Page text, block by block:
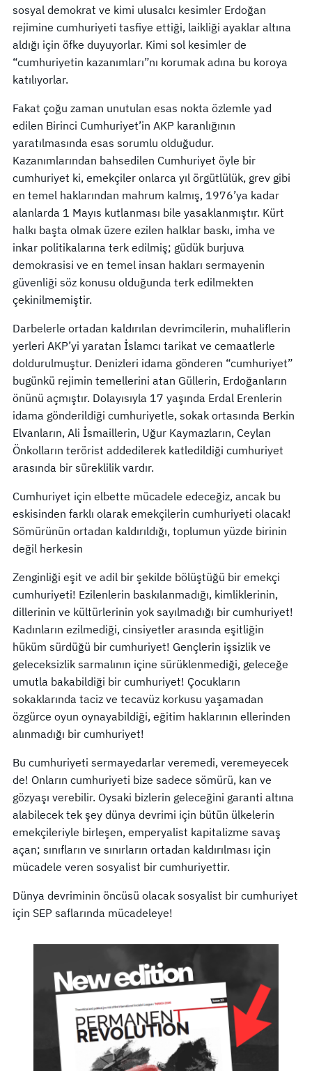
sosyal demokrat ve kimi ulusalcı kesimler Erdoğan
rejimine cumhuriyeti tasfiye ettiği, laikliği ayaklar altına
aldığı için öfke duyuyorlar. Kimi sol kesimler de
“cumhuriyetin kazanımları”nı korumak adına bu koroya
katılıyorlar.
Fakat çoğu zaman unutulan esas nokta özlemle yad
edilen Birinci Cumhuriyet’in AKP karanlığının
yaratılmasında esas sorumlu olduğudur.
Kazanımlarından bahsedilen Cumhuriyet öyle bir
cumhuriyet ki, emekçiler onlarca yıl örgütlülük, grev gibi
en temel haklarından mahrum kalmış, 1976’ya kadar
alanlarda 1 Mayıs kutlanması bile yasaklanmıştır. Kürt
halkı başta olmak üzere ezilen halklar baskı, imha ve
inkar politikalarına terk edilmiş; güdük burjuva
demokrasisi ve en temel insan hakları sermayenin
güvenliği söz konusu olduğunda terk edilmekten
çekinilmemiştir.
Darbelerle ortadan kaldırılan devrimcilerin, muhaliflerin
yerleri AKP’yi yaratan İslamcı tarikat ve cemaatlerle
doldurulmuştur. Denizleri idama gönderen “cumhuriyet”
bugünkü rejimin temellerini atan Güllerin, Erdoğanların
önünü açmıştır. Dolayısıyla 17 yaşında Erdal Erenlerin
idama gönderildiği cumhuriyetle, sokak ortasında Berkin
Elvanların, Ali İsmaillerin, Uğur Kaymazların, Ceylan
Önkolların terörist addedilerek katledildiği cumhuriyet
arasında bir süreklilik vardır.
Cumhuriyet için elbette mücadele edeceğiz, ancak bu
eskisinden farklı olarak emekçilerin cumhuriyeti olacak!
Sömürünün ortadan kaldırıldığı, toplumun yüzde birinin
değil herkesin
Zenginliği eşit ve adil bir şekilde bölüştüğü bir emekçi
cumhuriyeti! Ezilenlerin baskılanmadığı, kimliklerinin,
dillerinin ve kültürlerinin yok sayılmadığı bir cumhuriyet!
Kadınların ezilmediği, cinsiyetler arasında eşitliğin
hüküm sürdüğü bir cumhuriyet! Gençlerin işsizlik ve
geleceksizlik sarmalının içine sürüklenmediği, geleceğe
umutla bakabildiği bir cumhuriyet! Çocukların
sokaklarında taciz ve tecavüz korkusu yaşamadan
özgürce oyun oynayabildiği, eğitim haklarının ellerinden
alınmadığı bir cumhuriyet!
Bu cumhuriyeti sermayedarlar veremedi, veremeyecek
de! Onların cumhuriyeti bize sadece sömürü, kan ve
gözyaşı verebilir. Oysaki bizlerin geleceğini garanti altına
alabilecek tek şey dünya devrimi için bütün ülkelerin
emekçileriyle birleşen, emperyalist kapitalizme savaş
açan; sınıfların ve sınırların ortadan kaldırılması için
mücadele veren sosyalist bir cumhuriyettir.
Dünya devriminin öncüsü olacak sosyalist bir cumhuriyet
için SEP saflarında mücadeleye!